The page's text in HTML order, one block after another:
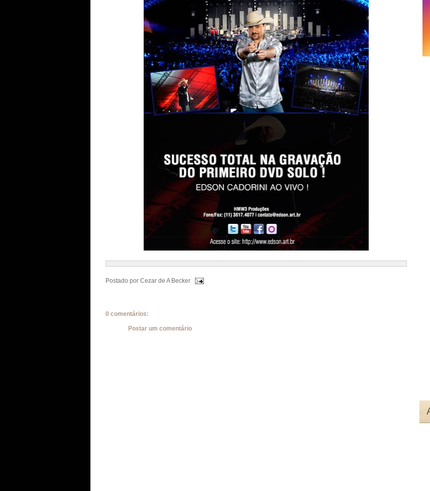
Postado por Cezar de A Becker
0 comentários:
Postar um comentário